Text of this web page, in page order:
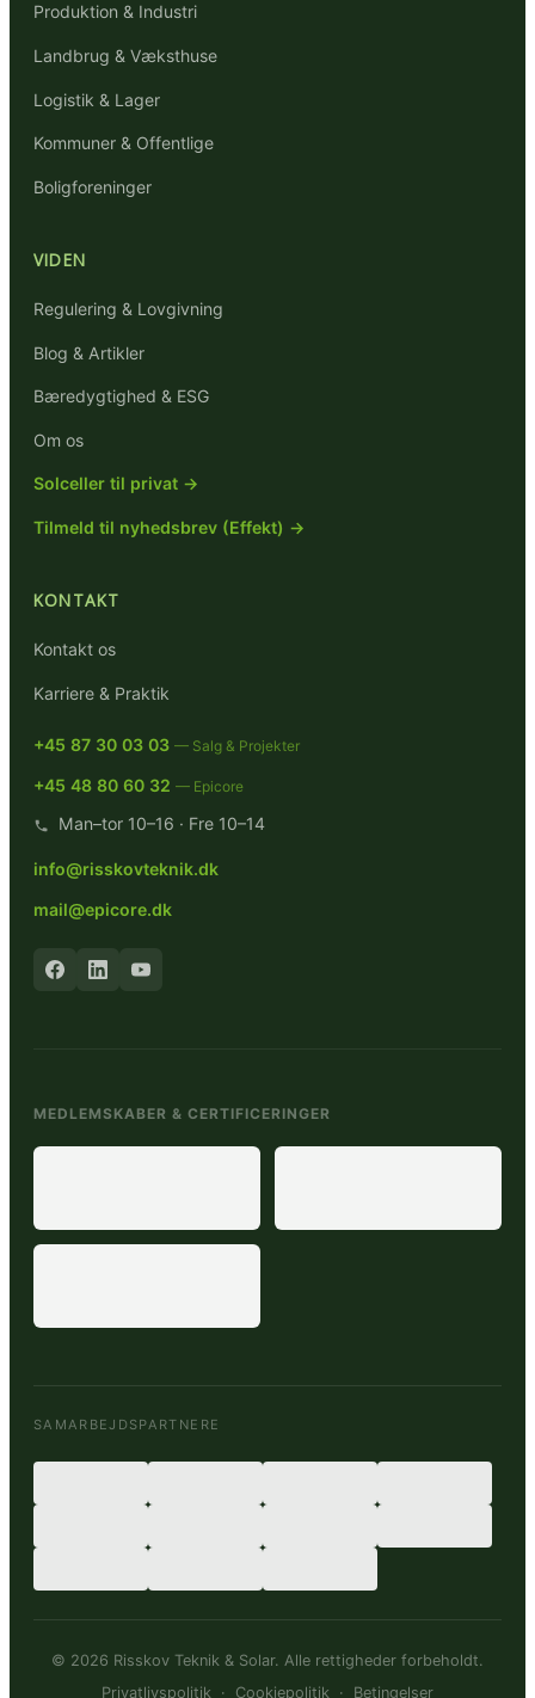
Produktion & Industri
Landbrug & Væksthuse
Logistik & Lager
Kommuner & Offentlige
Boligforeninger
VIDEN
Regulering & Lovgivning
Blog & Artikler
Bæredygtighed & ESG
Om os
Solceller til privat →
Tilmeld til nyhedsbrev (Effekt) →
KONTAKT
Kontakt os
Karriere & Praktik
+45 87 30 03 03 — Salg & Projekter
+45 48 80 60 32 — Epicore
Man–tor 10–16 · Fre 10–14
info@risskovteknik.dk
mail@epicore.dk
MEDLEMSKABER & CERTIFICERINGER
SAMARBEJDSPARTNERE
© 2026 Risskov Teknik & Solar. Alle rettigheder forbeholdt.
Privatlivspolitik · Cookiepolitik · Betingelser